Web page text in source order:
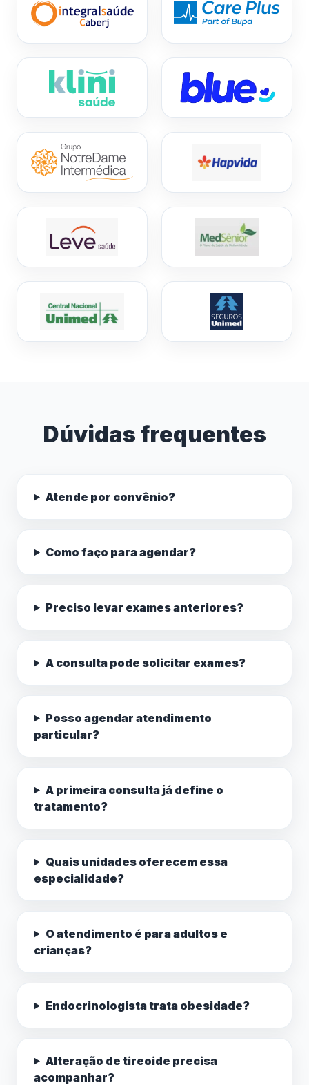
Dúvidas frequentes
Atende por convênio?
Como faço para agendar?
Preciso levar exames anteriores?
A consulta pode solicitar exames?
Posso agendar atendimento
particular?
A primeira consulta já define o
tratamento?
Quais unidades oferecem essa
especialidade?
O atendimento é para adultos e
crianças?
Endocrinologista trata obesidade?
Alteração de tireoide precisa
acompanhar?